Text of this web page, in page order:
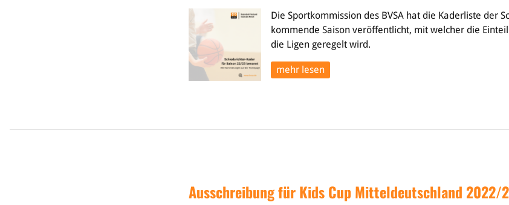
Die Sportkommission des BVSA hat die Kaderliste der
kommende Saison veröffentlicht, mit welcher die
die Ligen geregelt wird.
mehr lesen
Ausschreibung für Kids Cup Mitteldeutschland